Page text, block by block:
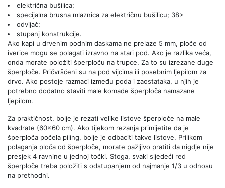
električna bušilica;
specijalna brusna mlaznica za električnu bušilicu; 38>
odvijač;
stupanj konstrukcije.
Ako kapi u drvenim podnim daskama ne prelaze 5 mm, ploče od
iverice mogu se polagati izravno na stari pod. Ako je razlika veća,
onda morate položiti šperploču na trupce. Za to su izrezane duge
šperploče. Pričvršćeni su na pod vijcima ili posebnim ljepilom za
drvo. Ako postoje razmaci između poda i zaostataka, u njih je
potrebno dodatno staviti male komade šperploča namazane
ljepilom.
Za praktičnost, bolje je rezati velike listove šperploče na male
kvadrate (60x60 cm). Ako tijekom rezanja primijetite da je
šperploča počela piling, bolje je odbaciti takve listove. Prilikom
polaganja ploča od šperploče, morate pažljivo pratiti da nigdje nije
presjek 4 ravnine u jednoj točki. Stoga, svaki sljedeći red
šperploče treba položiti s odstupanjem od najmanje 1/3 u odnosu
na prethodni.